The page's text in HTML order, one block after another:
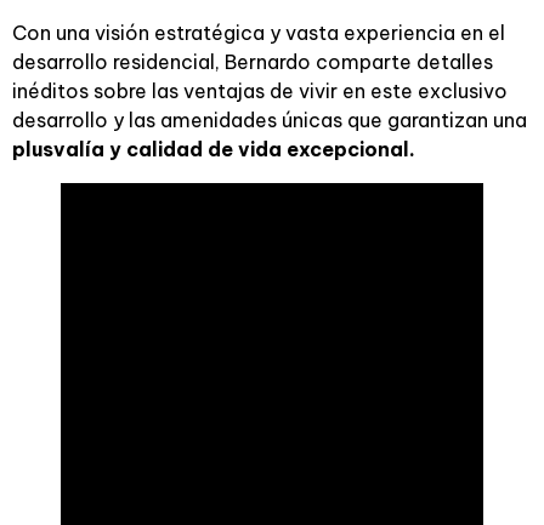
Con una visión estratégica y vasta experiencia en el
desarrollo residencial, Bernardo comparte detalles
inéditos sobre las ventajas de vivir en este exclusivo
desarrollo y las amenidades únicas que garantizan una
plusvalía y calidad de vida excepcional.